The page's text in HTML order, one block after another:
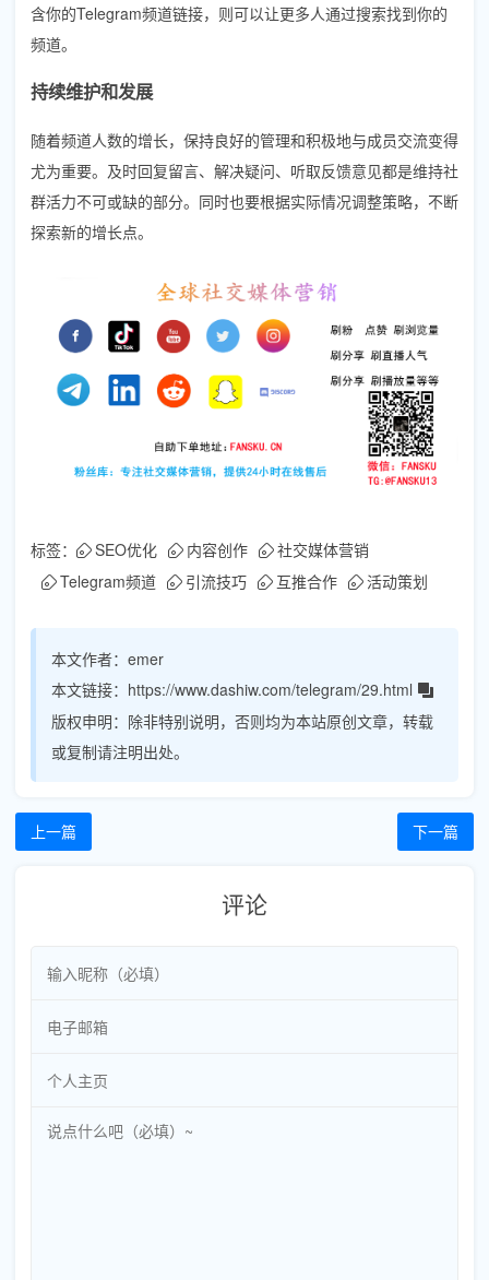
含你的Telegram频道链接，则可以让更多人通过搜索找到你的
频道。
持续维护和发展
随着频道人数的增长，保持良好的管理和积极地与成员交流变得
尤为重要。及时回复留言、解决疑问、听取反馈意见都是维持社
群活力不可或缺的部分。同时也要根据实际情况调整策略，不断
探索新的增长点。
标签： SEO优化 内容创作
社交媒体营销
Telegram频道
引流技巧 互推合作 活动策划
本文作者： emer
本文链接： https://www.dashiw.com/telegram/29.html
版权申明： 除非特别说明，否则均为本站原创文章，转载
或复制请注明出处。
上一篇 下一篇
评论